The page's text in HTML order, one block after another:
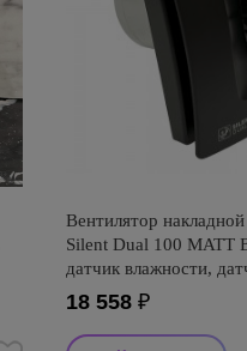
Вентилятор
Silent Dual 100 MATT
датчик влажности,
программируемый)
18 558₽